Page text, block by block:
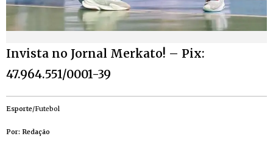
Invista no Jornal Merkato! – Pix:
47.964.551/0001-39
Esporte/Futebol
Por: Redação